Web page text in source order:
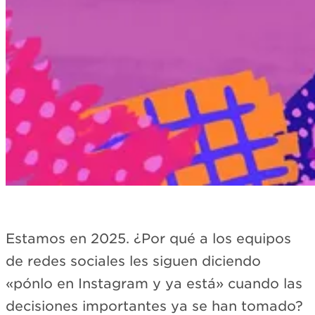
Estamos en 2025. ¿Por qué a los equipos
de redes sociales les siguen diciendo
«pónlo en Instagram y ya está» cuando las
decisiones importantes ya se han tomado?